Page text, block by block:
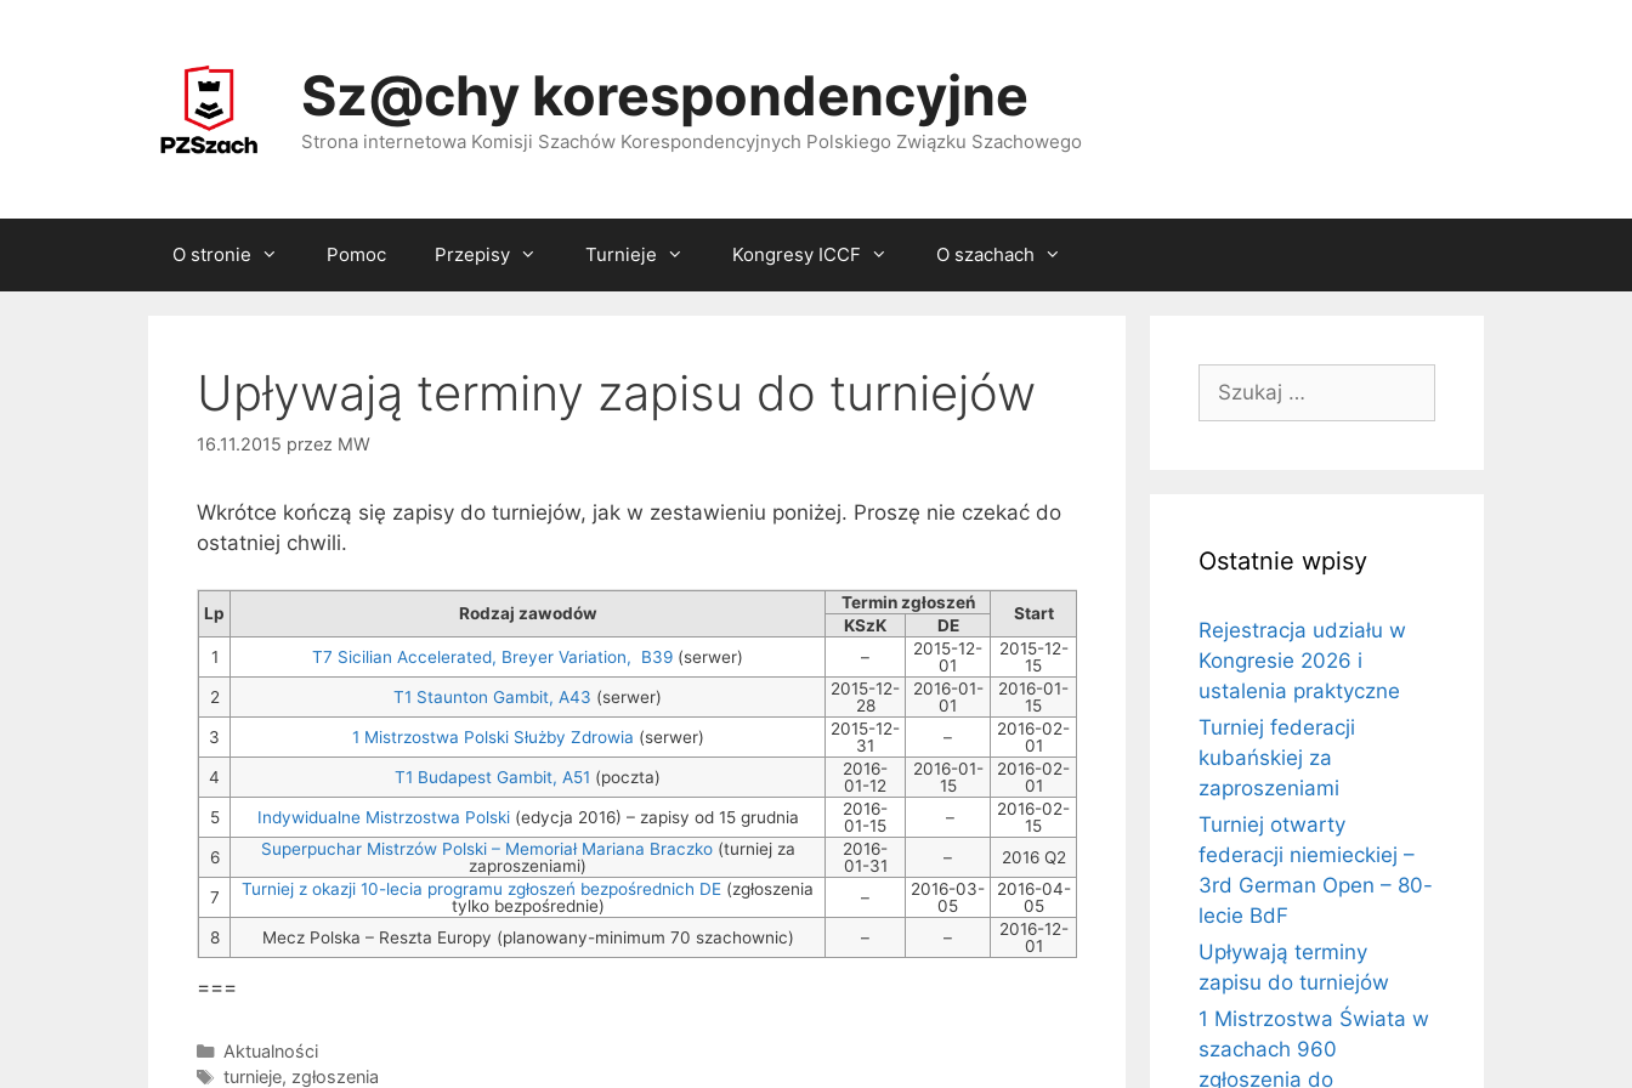
Sz@chy korespondencyjne
Strona internetowa Komisji Szachów Korespondencyjnych Polskiego Związku Szachowego
O stronie Pomoc Przepisy Turnieje Kongresy ICCF O szachach
Upływają terminy zapisu do turniejów
16.11.2015 przez MW
Wkrótce kończą się zapisy do turniejów, jak w zestawieniu poniżej. Proszę nie czekać do
ostatniej chwili.
Lp Rodzaj zawodów
Termin zgłoszeń
Start
KSzK
DE
1
T7 Sicilian Accelerated, Breyer Variation, B39 (serwer) –
2015-12-
01
2015-12-
15
2
T1 Staunton Gambit, A43 (serwer)
2015-12-
28
2016-01-
01
2016-01-
15
3
1 Mistrzostwa Polski Służby Zdrowia (serwer)
2015-12-
31
–
2016-02-
01
4
T1 Budapest Gambit, A51 (poczta)
2016-
01-12
2016-01-
15
2016-02-
01
5
Indywidualne Mistrzostwa Polski(edycja 2016) – zapisy od 15 grudnia
2016-
01-15
–
2016-02-
15
6
Superpuchar Mistrzów Polski – Memoriał Mariana Braczko(turniej za
zaproszeniami)
2016-
01-31
– 2016 Q2
7 Turniej z okazji 10-lecia programu zgłoszeń bezpośrednich DE (zgłoszenia
tylko bezpośrednie)
–
2016-03-
05
2016-04-
05
8
Mecz Polska – Reszta Europy (planowany-minimum 70 szachownic) – –
2016-12-
01
===
Kategorie
Aktualności
Tagi
turnieje, zgłoszenia
Ostatnie wpisy
Rejestracja udziału w
Kongresie 2026 i
ustalenia praktyczne
Turniej federacji
kubańskiej za
zaproszeniami
Turniej otwarty
federacji niemieckiej –
3rd German Open – 80-
lecie BdF
Upływają terminy
zapisu do turniejów
1 Mistrzostwa Świata w
szachach 960
zgłoszenia do